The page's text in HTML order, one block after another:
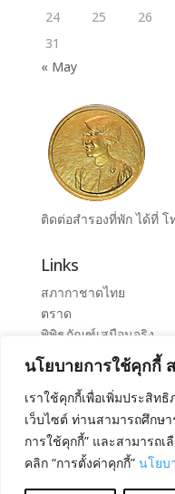
นโยบายการใช้คุกกี้
เราใช้คุกกี้เพื่อเพิ่มประสิ
เว็บไซต์ ท่านสามารถศึกษ
การใช้คุกกี้” และสามารถ
คลิก “การตั้งค่าคุกกี้” นโยบ
24
25 26
31
« May
ติดต่อสำรองที่พัก ได้ที่ โ
Links
สภากาชาดไทย
ตราด
พิพิธภัณฑ์เสมือนจริง
ระบบจองห้องศูนย์ราชก
ศูนย์ราชการุณย์